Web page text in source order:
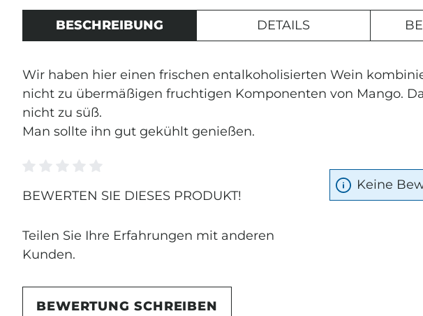
BESCHREIBUNG DETAILS
Wir haben hier einen frischen entalkoholisierten Wein
nicht zu übermäßigen fruchtigen Komponenten von Mango.
nicht zu süß.
Man sollte ihn gut gekühlt genießen.
Durchschnittliche Bewertung von 0 von 5 Sternen
BEWERTEN SIE DIESES PRODUKT!
Teilen Sie Ihre Erfahrungen mit anderen
Kunden.
BEWERTUNG SCHREIBEN
Keine
JETZT
ANMELDEN